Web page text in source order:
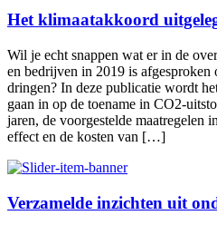
Het klimaatakkoord
Wil je echt snappen wat er in de
en bedrijven in 2019 is afgesproken
dringen? In deze publicatie wordt
gaan in op de toename in CO2-
jaren, de voorgestelde maatregelen
effect en de kosten van […]
Verzamelde inzichten uit